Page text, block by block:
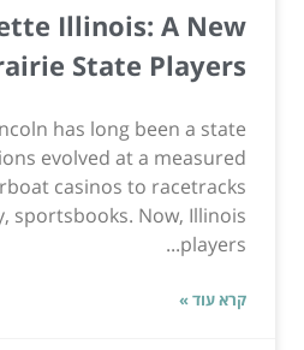
Illinois: A New
State Players
has long been a state
evolved at a measured
casinos to racetracks
sportsbooks. Now, Illinois
players...
קרא עוד »